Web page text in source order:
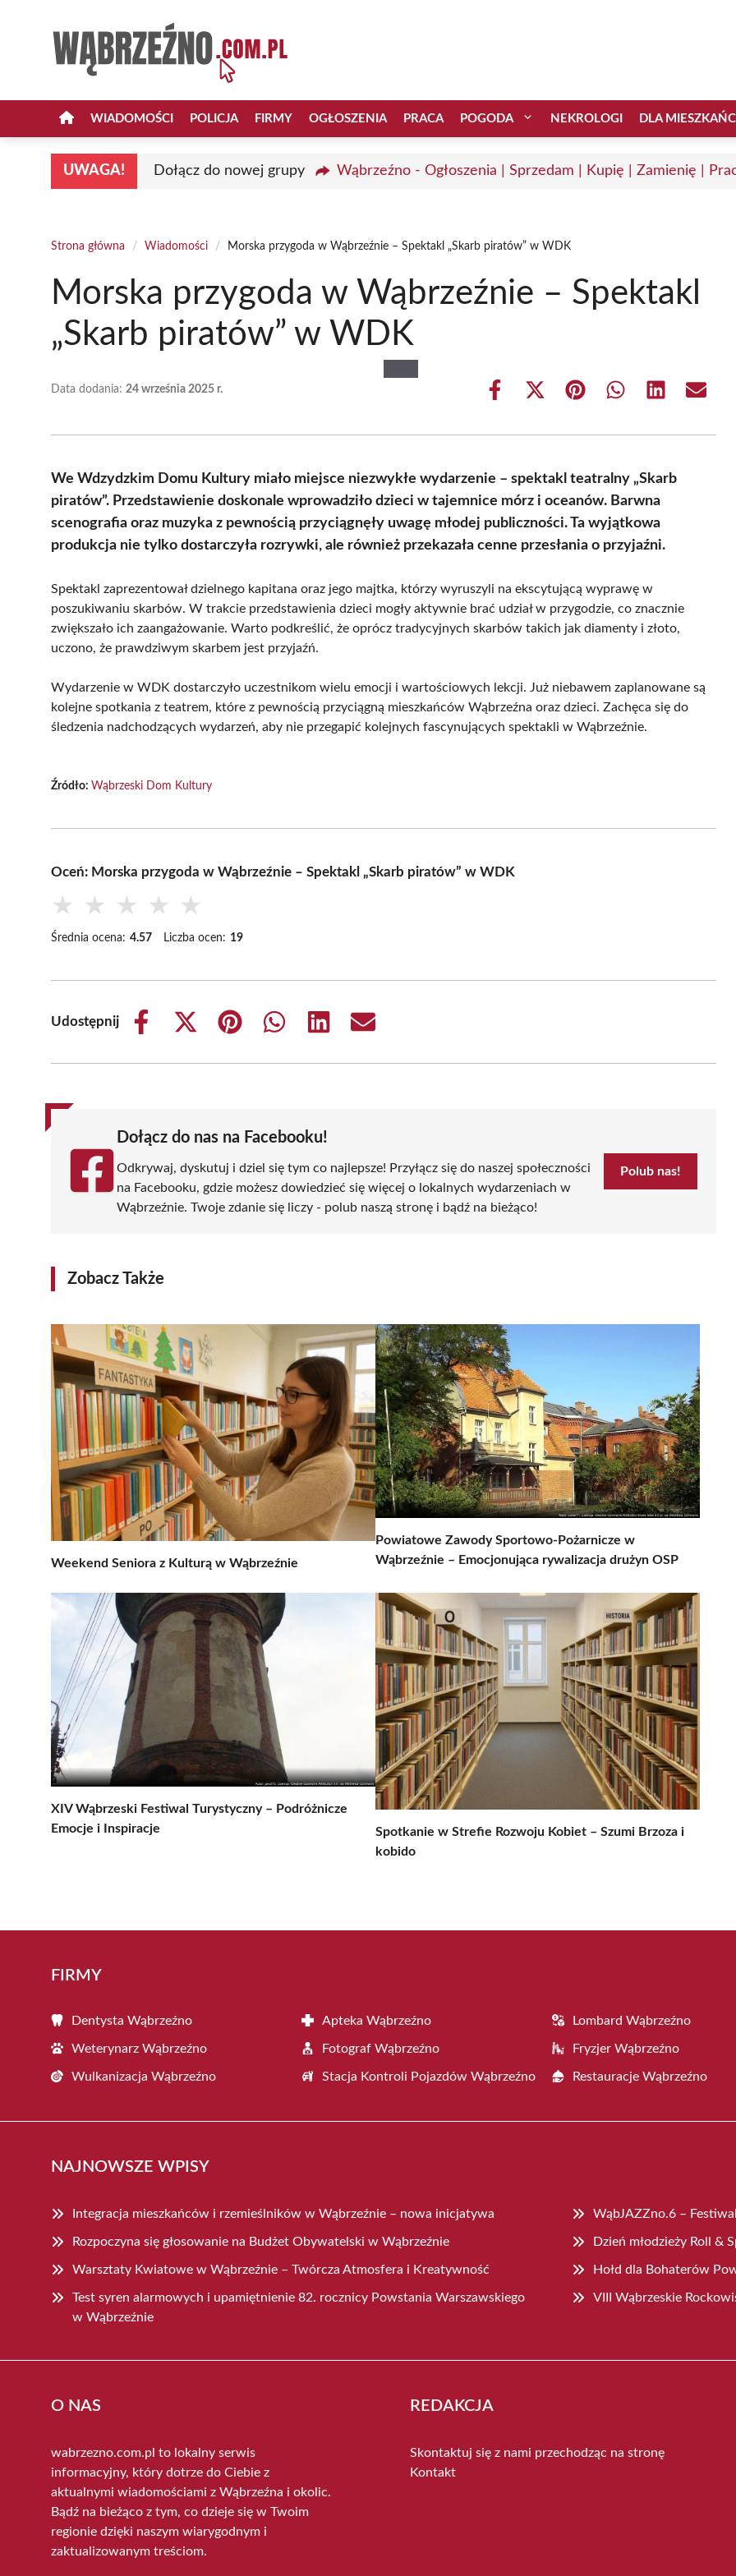
WIADOMOŚCI POLICJA FIRMY OGŁOSZENIA PRACA POGODA NEKROLOGI DLA
UWAGA! Dołącz do nowej grupy Wąbrzeźno - Ogłoszenia | Sprzedam | Kupię | Zamienię |
Strona główna / Wiadomości / Morska przygoda w Wąbrzeźnie – Spektakl „Skarb piratów” w WDK
Morska przygoda w Wąbrzeźnie – Spektakl
„Skarb piratów” w WDK
Data dodania: 24 września 2025 r.
Share
Share
(Twitter)
Share Share Share Share
We Wdzydzkim Domu Kultury miało miejsce niezwykłe wydarzenie – spektakl teatralny „Skarb
piratów”. Przedstawienie doskonale wprowadziło dzieci w tajemnice mórz i oceanów. Barwna
scenografia oraz muzyka z pewnością przyciągnęły uwagę młodej publiczności. Ta wyjątkowa
produkcja nie tylko dostarczyła rozrywki, ale również przekazała cenne przesłania o przyjaźni.
Spektakl zaprezentował dzielnego kapitana oraz jego majtka, którzy wyruszyli na ekscytującą wyprawę w
poszukiwaniu skarbów. W trakcie przedstawienia dzieci mogły aktywnie brać udział w przygodzie, co znacznie
zwiększało ich zaangażowanie. Warto podkreślić, że oprócz tradycyjnych skarbów takich jak diamenty i złoto,
uczono, że prawdziwym skarbem jest przyjaźń.
Wydarzenie w WDK dostarczyło uczestnikom wielu emocji i wartościowych lekcji. Już niebawem zaplanowane są
kolejne spotkania z teatrem, które z pewnością przyciągną mieszkańców Wąbrzeźna oraz dzieci. Zachęca się do
śledzenia nadchodzących wydarzeń, aby nie przegapić kolejnych fascynujących spektakli w Wąbrzeźnie.
Źródło: Wąbrzeski Dom Kultury
Oceń: Morska przygoda w Wąbrzeźnie – Spektakl „Skarb piratów” w WDK
★ ★ ★ ★ ★
Średnia ocena: 4.57 Liczba ocen: 19
Udostępnij
Share
Share
(Twitter)
Share
Share
Share
Share
Dołącz do nas na Facebooku!
Odkrywaj, dyskutuj i dziel się tym co najlepsze! Przyłącz się do naszej społeczności
na Facebooku, gdzie możesz dowiedzieć się więcej o lokalnych wydarzeniach w
Wąbrzeźnie. Twoje zdanie się liczy - polub naszą stronę i bądź na bieżąco!
Polub nas!
Zobacz Także
Weekend Seniora z Kulturą w Wąbrzeźnie
Powiatowe Zawody Sportowo-Pożarnicze w
Wąbrzeźnie – Emocjonująca rywalizacja drużyn OSP
XIV Wąbrzeski Festiwal Turystyczny – Podróżnicze
Emocje i Inspiracje
Spotkanie w Strefie Rozwoju Kobiet – Szumi Brzoza i
kobido
FIRMY
Dentysta Wąbrzeźno Apteka Wąbrzeźno Lombard Wąbrzeźno
Weterynarz Wąbrzeźno Fotograf Wąbrzeźno Fryzjer Wąbrzeźno
Wulkanizacja Wąbrzeźno Stacja Kontroli Pojazdów Wąbrzeźno Restauracje Wąbrzeźno
NAJNOWSZE WPISY
Integracja mieszkańców i rzemieślników w Wąbrzeźnie – nowa inicjatywa WąbJAZZno.6 –
Rozpoczyna się głosowanie na Budżet Obywatelski w Wąbrzeźnie Dzień młodzieży Roll &
Warsztaty Kwiatowe w Wąbrzeźnie – Twórcza Atmosfera i Kreatywność Hołd dla Bohaterów
Test syren alarmowych i upamiętnienie 82. rocznicy Powstania Warszawskiego
w Wąbrzeźnie
VIII Wąbrzeskie
O NAS
wabrzezno.com.pl to lokalny serwis
informacyjny, który dotrze do Ciebie z
aktualnymi wiadomościami z Wąbrzeźna i okolic.
Bądź na bieżąco z tym, co dzieje się w Twoim
regionie dzięki naszym wiarygodnym i
zaktualizowanym treściom.
REDAKCJA
Skontaktuj się z nami przechodząc na stronę
Kontakt